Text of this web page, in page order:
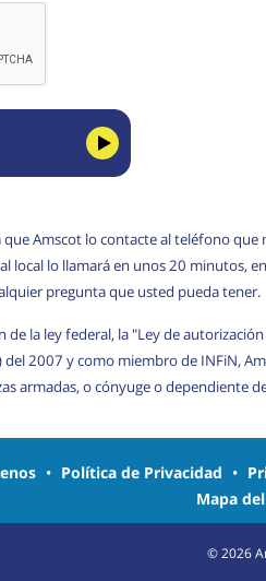
Amscot lo contacte al teléfono
local lo llamará en unos 20 minutos,
pregunta que usted pueda tener.
la ley federal, la "Ley de
2007 y como miembro de INFiN,
armadas, o cónyuge o dependiente
• Política de Privacidad •
Mapa
©2026